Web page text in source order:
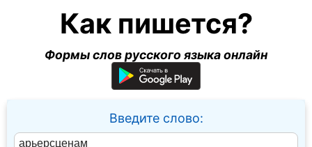
Как пишется?
Формы слов русского языка онлайн
Введите слово: